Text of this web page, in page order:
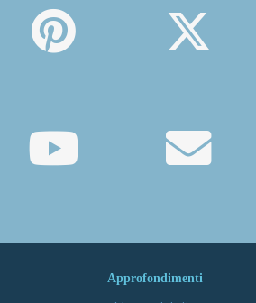
Approfondimenti